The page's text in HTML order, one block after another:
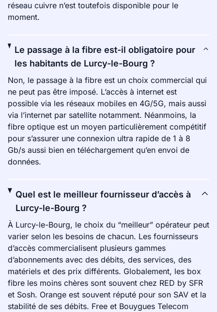
réseau cuivre n’est toutefois disponible pour le
moment.
Le passage à la fibre est-il obligatoire pour
les habitants de Lurcy-le-Bourg ?
Non, le passage à la fibre est un choix commercial qui
ne peut pas être imposé. L’accès à internet est
possible via les réseaux mobiles en 4G/5G, mais aussi
via l’internet par satellite notamment. Néanmoins, la
fibre optique est un moyen particulièrement compétitif
pour s’assurer une connexion ultra rapide de 1 à 8
Gb/s aussi bien en téléchargement qu’en envoi de
données.
Quel est le meilleur fournisseur d’accès à
Lurcy-le-Bourg ?
À Lurcy-le-Bourg, le choix du “meilleur” opérateur peut
varier selon les besoins de chacun. Les fournisseurs
d’accès commercialisent plusieurs gammes
d’abonnements avec des débits, des services, des
matériels et des prix différents. Globalement, les box
fibre les moins chères sont souvent chez RED by SFR
et Sosh. Orange est souvent réputé pour son SAV et la
stabilité de ses débits. Free et Bouygues Telecom